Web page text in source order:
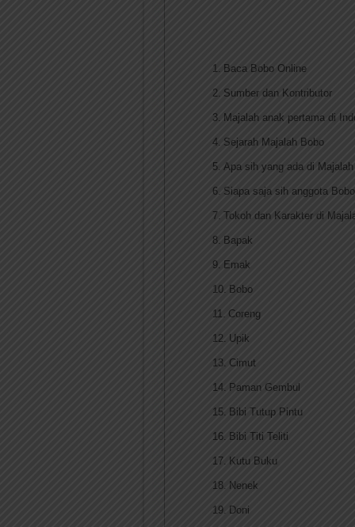
Baca Bobo Online
Sumber dan Kontributor
Majalah anak pertama di
Sejarah Majalah Bobo
Apa sih yang ada di
Siapa saja sih anggota
Tokoh dan Karakter di
Bapak
Emak
Bobo
Coreng
Upik
Cimut
Paman Gembul
Bibi Tutup Pintu
Bibi Titi Teliti
Kutu Buku
Nenek
Doni